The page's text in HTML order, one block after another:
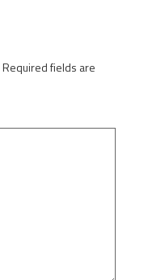
Required fields are